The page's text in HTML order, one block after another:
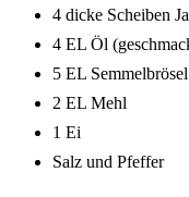
4 dicke Scheiben
4 EL Öl
5 EL Semmelbrösel
2 EL Mehl
1 Ei
Salz und Pfeffer